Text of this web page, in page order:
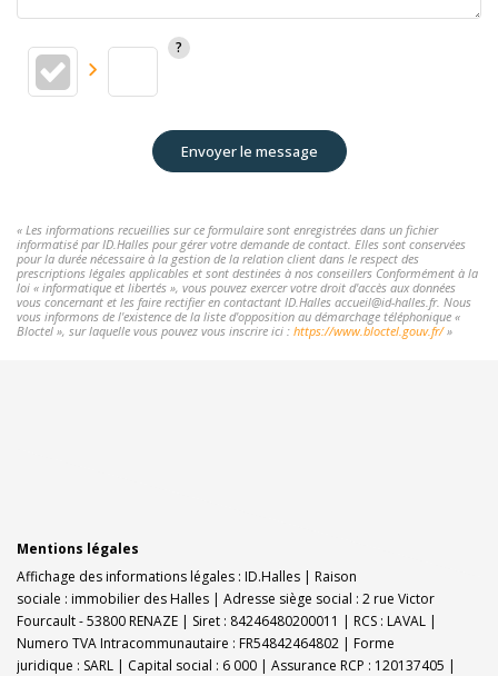
Envoyer le message
« Les informations recueillies sur ce formulaire sont enregistrées dans un fichier
informatisé par ID.Halles pour gérer votre demande de contact. Elles sont conservées
pour la durée nécessaire à la gestion de la relation client dans le respect des
prescriptions légales applicables et sont destinées à nos conseillers Conformément à la
loi « informatique et libertés », vous pouvez exercer votre droit d'accès aux données
vous concernant et les faire rectifier en contactant ID.Halles accueil@id-halles.fr. Nous
vous informons de l'existence de la liste d'opposition au démarchage téléphonique «
Bloctel », sur laquelle vous pouvez vous inscrire ici : https://www.bloctel.gouv.fr/»
Mentions légales
Affichage des informations légales : ID.Halles | Raison
sociale : immobilier des Halles | Adresse siège social : 2 rue Victor
Fourcault - 53800 RENAZE | Siret : 84246480200011 | RCS : LAVAL |
Numero TVA Intracommunautaire : FR54842464802 | Forme
juridique : SARL | Capital social : 6 000 | Assurance RCP : 120137405 |